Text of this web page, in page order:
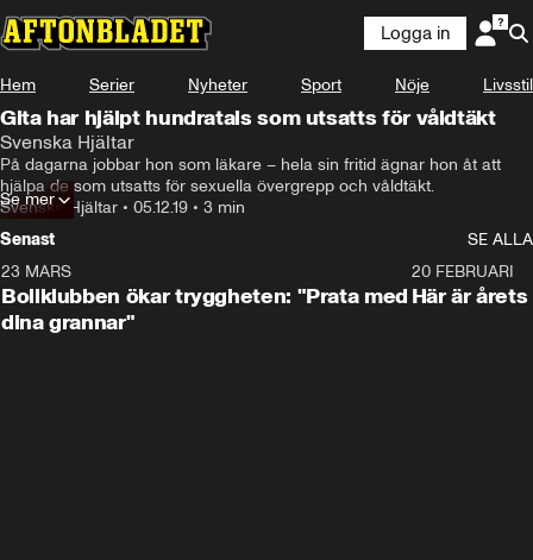
Logga in
Hem Serier Nyheter Sport Nöje Livsstil
Gita har hjälpt hundratals som utsatts för våldtäkt
Svenska Hjältar
På dagarna jobbar hon som läkare – hela sin fritid ägnar hon åt att
hjälpa de som utsatts för sexuella övergrepp och våldtäkt.
Svenska Hjältar • 05.12.19 • 3 min
Se mer
Senast
SE ALLA
23 MARS
Bollklubben ökar tryggheten: "Prata med
dina grannar"
20 FEBRUARI
Här är